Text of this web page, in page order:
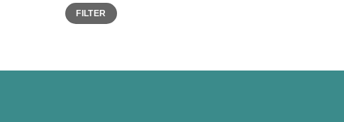
Min.
Preis
Max.
PreisFILTER